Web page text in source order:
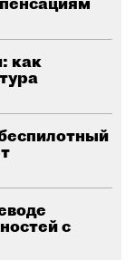
как
с